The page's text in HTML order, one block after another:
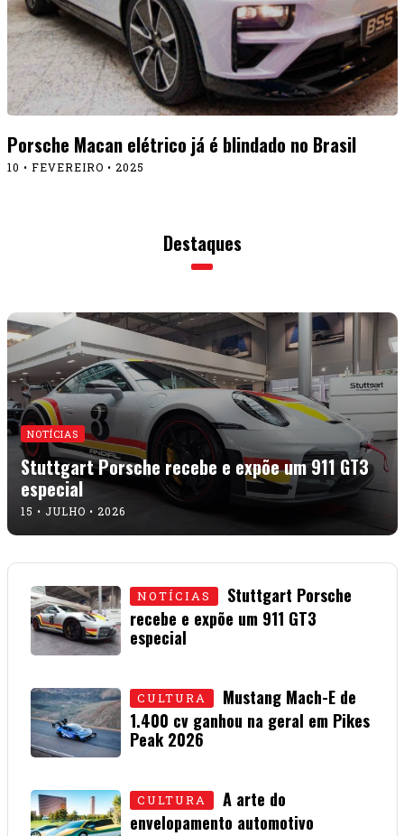
Porsche Macan elétrico já é blindado no Brasil
10 • FEVEREIRO • 2025
Destaques
NOTÍCIAS
Stuttgart Porsche recebe e expõe um 911 GT3
especial
15 • JULHO • 2026
NOTÍCIAS
Stuttgart Porsche
recebe e expõe um 911 GT3
especial
CULTURA
Mustang Mach-E de
1.400 cv ganhou na geral em Pikes
Peak 2026
CULTURA
A arte do
envelopamento automotivo